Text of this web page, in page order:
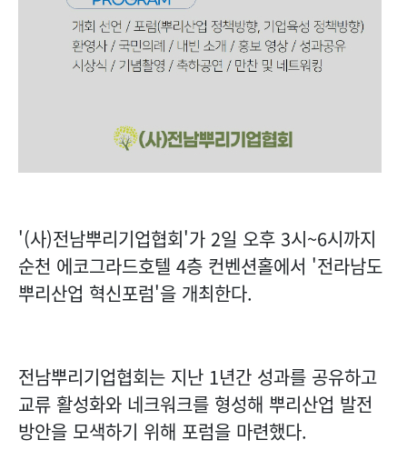
'(사)전남뿌리기업협회'가 2일 오후 3시~6시까지
순천 에코그라드호텔 4층 컨벤션홀에서 '전라남도
뿌리산업 혁신포럼'을 개최한다.
전남뿌리기업협회는 지난 1년간 성과를 공유하고
교류 활성화와 네크워크를 형성해 뿌리산업 발전
방안을 모색하기 위해 포럼을 마련했다.